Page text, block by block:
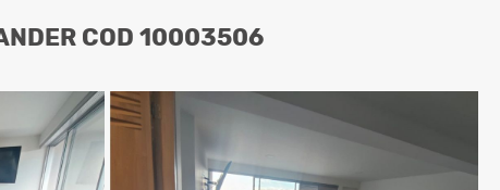
COD 10003506